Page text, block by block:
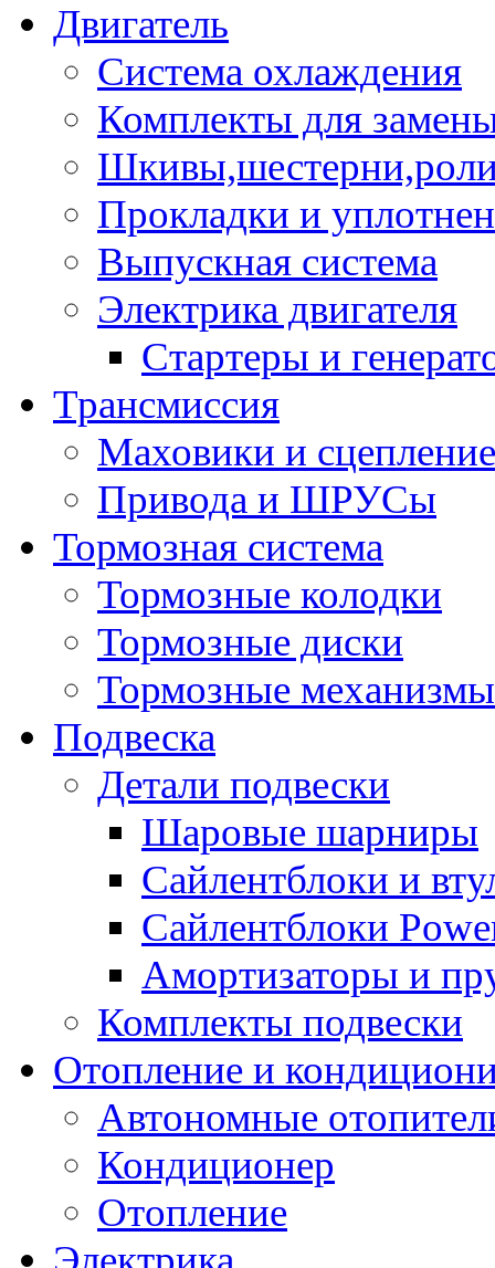
Двигатель
Система охлаждения
Комплекты для
Прокладки и
Выпускная система
Электрика двигателя
Стартеры и
Трансмиссия
Маховики и сцепление
Привода и ШРУСы
Тормозная система
Тормозные колодки
Тормозные диски
Тормозные механизмы
Подвеска
Детали подвески
Шаровые шарниры
Сайлентблоки и
Сайлентблоки
Амортизаторы и
Комплекты подвески
Отопление и
Автономные
Кондиционер
Отопление